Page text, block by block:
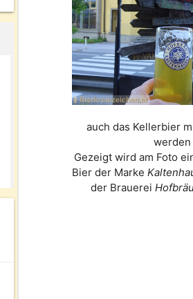
auch das Kellerbier
werden
Gezeigt wird am Foto
Bier der Marke
der Brauerei